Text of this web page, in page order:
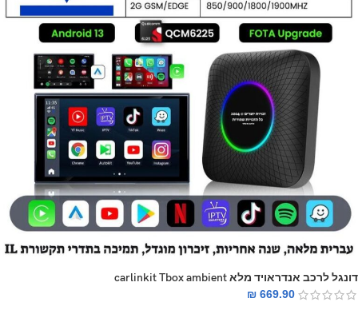
דונגל לרכב אנדראויד מלא carlinkit Tbox ambient
₪ 669.90